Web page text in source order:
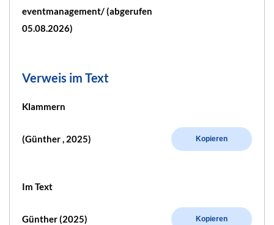
eventmanagement/ (abgerufen
05.08.2026)
Verweis im Text
Klammern
(Günther , 2025) Kopieren
Im Text
Günther (2025) Kopieren